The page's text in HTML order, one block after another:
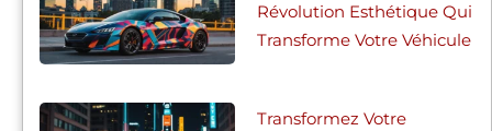
Révolution Esthétique Qui
Transforme Votre Véhicule
Transformez Votre